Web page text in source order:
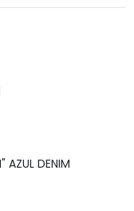
AZUL DENIM